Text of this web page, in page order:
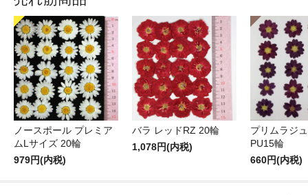
ノースポール プレミア
ムLサイズ 20輪
979円(内税)
バラ レッドRZ 20輪
1,078円(内税)
プリムラジ
PU15輪
660円(内税)